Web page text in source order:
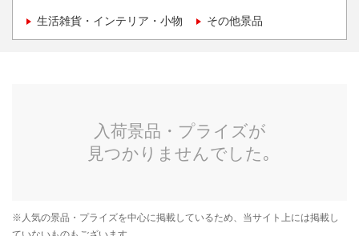
生活雑貨・インテリア・小物 その他景品